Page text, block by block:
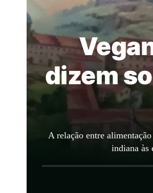
dizem
A relação entre
indiana às